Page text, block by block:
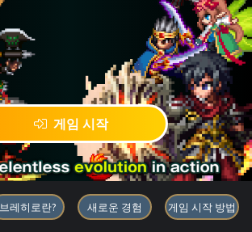
게임 시작
임 「BRAVE
브레히로란? 새로운 경험 게임 시작 방법